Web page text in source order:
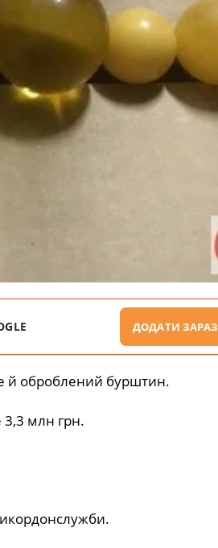
ДОДАТИ ЗАРАЗ
й оброблений бурштин.
3,3 млн грн.